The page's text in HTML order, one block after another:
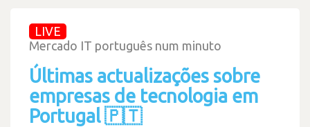
LIVE
Mercado IT português num minuto
Últimas actualizações sobre
empresas de tecnologia em
Portugal 🇵🇹